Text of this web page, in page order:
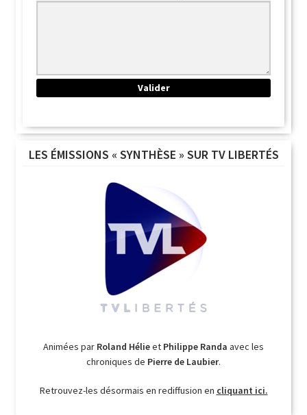
LES ÉMISSIONS « SYNTHÈSE » SUR TV LIBERTÉS
Animées par Roland Hélieet Philippe Randa avec les
chroniques de Pierre de Laubier.
Retrouvez-les désormais en rediffusion en cliquant ici.